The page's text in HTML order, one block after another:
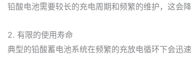
铅酸电池需要较长的充电周期和频繁的维护，这会
2. 有限的使用寿命
典型的铅酸蓄电池系统在频繁的充放电循环下会迅